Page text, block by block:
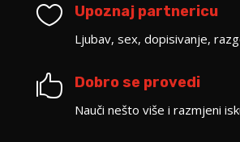
 Upoznaj partnericu
Ljubav, sex, dopisivanje,
 Dobro se provedi
Nauči nešto više i razmjeni